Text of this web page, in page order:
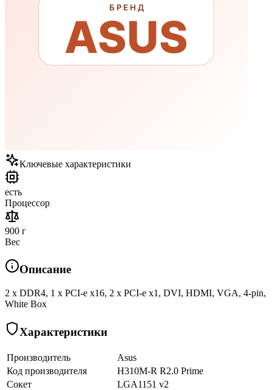
Ключевые характеристики
есть
Процессор
900 г
Вес
Описание
2 x DDR4, 1 x PCI-e x16, 2 x PCI-e x1, DVI, HDMI, VGA, 4-pin,
White Box
Характеристики
Производитель
Asus
Код производителя
H310M-R R2.0 Prime
Сокет
LGA1151 v2